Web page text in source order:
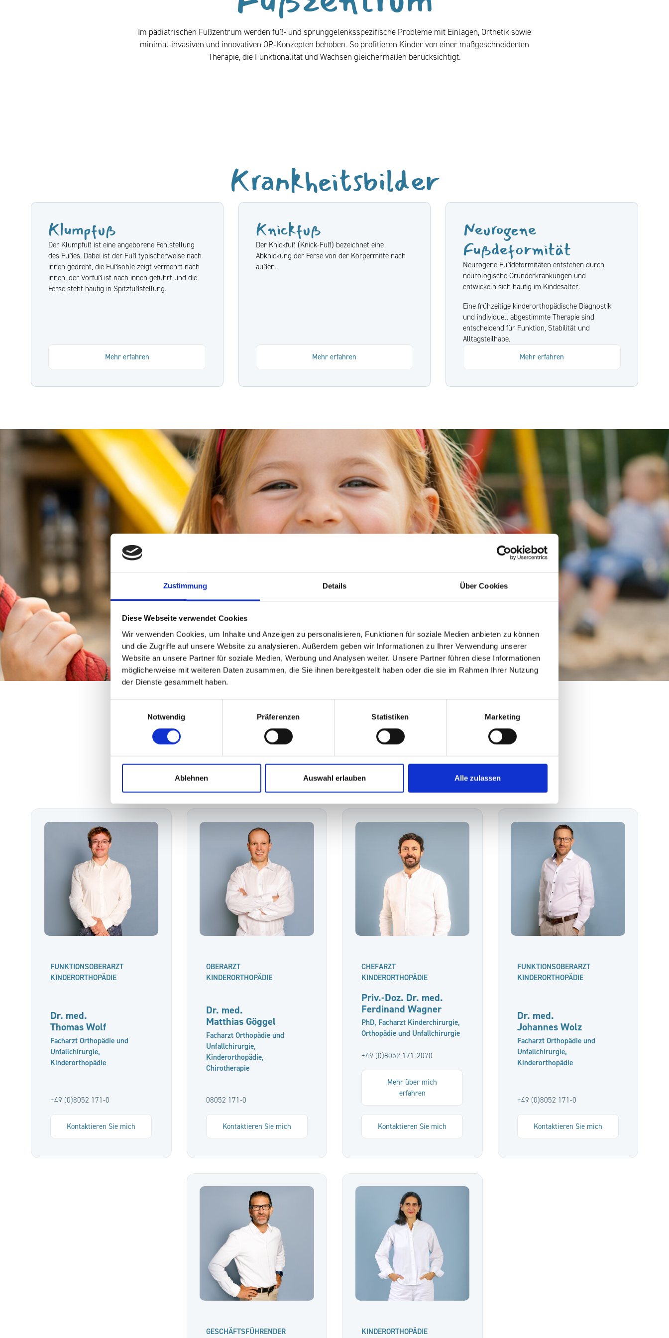
Zustimmung Details Über Cookies
Diese Webseite verwendet Cookies
Wir verwenden Cookies, um Inhalte und Anzeigen zu personalisieren, Funktionen für soziale Medien anbieten zu können
und die Zugriffe auf unsere Website zu analysieren. Außerdem geben wir Informationen zu Ihrer Verwendung unserer
Website an unsere Partner für soziale Medien, Werbung und Analysen weiter. Unsere Partner führen diese Informationen
möglicherweise mit weiteren Daten zusammen, die Sie ihnen bereitgestellt haben oder die sie im Rahmen Ihrer Nutzung
der Dienste gesammelt haben.
Notwendig
Präferenzen Statistiken Marketing
Ablehnen Auswahl erlauben Alle zulassen
Im pädiatrischen Fußzentrum werden fuß- und sprunggelenksspezifische Probleme mit Einlagen, Orthetik sowie
minimal-invasiven und innovativen OP‑Konzepten behoben. So profitieren Kinder von einer maßgeschneiderten
Therapie, die Funktionalität und Wachsen gleichermaßen berücksichtigt.
Krankheitsbilder
Klumpfuß
Der Klumpfuß ist eine angeborene Fehlstellung
des Fußes. Dabei ist der Fuß typischerweise nach
innen gedreht, die Fußsohle zeigt vermehrt nach
innen, der Vorfuß ist nach innen geführt und die
Ferse steht häufig in Spitzfußstellung.
Mehr erfahren
Knickfuß
Der Knickfuß (Knick-Fuß) bezeichnet eine
Abknickung der Ferse von der Körpermitte nach
außen.
Mehr erfahren
Neurogene
Fußdeformität
Neurogene Fußdeformitäten entstehen durch
neurologische Grunderkrankungen und
entwickeln sich häufig im Kindesalter.
Eine frühzeitige kinderorthopädische Diagnostik
und individuell abgestimmte Therapie sind
entscheidend für Funktion, Stabilität und
Alltagsteilhabe.
Mehr erfahren
Unsere Spezialisten im pädiatrischen
Fußzentrum
FUNKTIONSOBERARZT
KINDERORTHOPÄDIE
Dr. med.
Thomas Wolf
Facharzt Orthopädie und
Unfallchirurgie,
Kinderorthopädie
+49 (0)8052 171-0
Kontaktieren Sie mich
OBERARZT
KINDERORTHOPÄDIE
Dr. med.
Matthias Göggel
Facharzt Orthopädie und
Unfallchirurgie,
Kinderorthopädie,
Chirotherapie
08052 171-0
Kontaktieren Sie mich
CHEFARZT
KINDERORTHOPÄDIE
Priv.-Doz. Dr. med.
Ferdinand Wagner
PhD, Facharzt Kinderchirurgie,
Orthopädie und Unfallchirurgie
+49 (0)8052 171-2070
Mehr über mich
erfahren
Kontaktieren Sie mich
FUNKTIONSOBERARZT
KINDERORTHOPÄDIE
Dr. med.
Johannes Wolz
Facharzt Orthopädie und
Unfallchirurgie,
Kinderorthopädie
+49 (0)8052 171-0
Kontaktieren Sie mich
GESCHÄFTSFÜHRENDER
KINDERORTHOPÄDIE